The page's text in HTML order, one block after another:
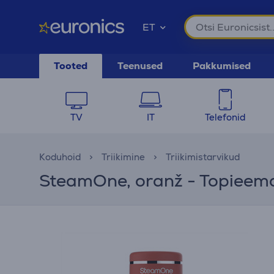
ET
Tooted Teenused Pakkumised
TV IT Telefonid
Koduhoid Triikimine Triikimistarvikud
SteamOne, oranž -